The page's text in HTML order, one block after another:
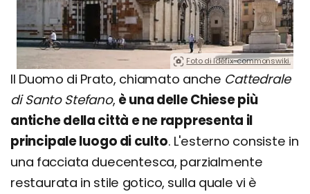
Foto di Idéfix~commonswiki.
Il Duomo di Prato, chiamato anche Cattedrale
di Santo Stefano, è una delle Chiese più
antiche della città e ne rappresenta il
principale luogo di culto. L'esterno consiste in
una facciata duecentesca, parzialmente
restaurata in stile gotico, sulla quale vi è